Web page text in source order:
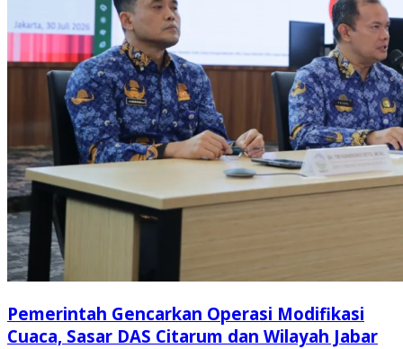
Pemerintah Gencarkan Operasi Modifikasi
Cuaca, Sasar DAS Citarum dan Wilayah Jabar